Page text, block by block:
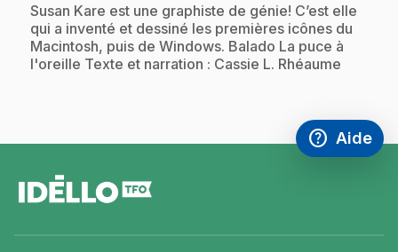
.Susan Kare est une graphiste de génie! C’est elle
qui a inventé et dessiné les premières icônes du
Macintosh, puis de Windows. Balado La puce à
l'oreille Texte et narration : Cassie L. Rhéaume
help
Accéder à
Aide
,Ce lien
de
page